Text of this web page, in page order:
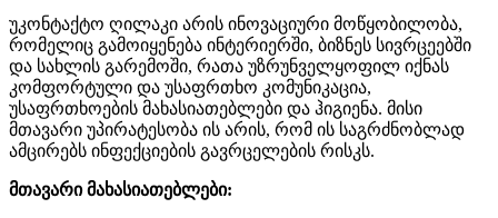
უკონტაქტო ღილაკი არის ინოვაციური მოწყობილობა,
რომელიც გამოიყენება ინტერიერში, ბიზნეს სივრცეებში
და სახლის გარემოში, რათა უზრუნველყოფილ იქნას
კომფორტული და უსაფრთხო კომუნიკაცია,
უსაფრთხოების მახასიათებლები და ჰიგიენა. მისი
მთავარი უპირატესობა ის არის, რომ ის საგრძნობლად
ამცირებს ინფექციების გავრცელების რისკს.
მთავარი მახასიათებლები: